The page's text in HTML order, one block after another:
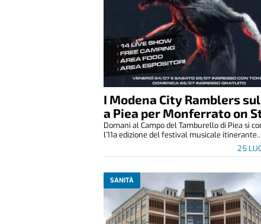
I Modena City Ramblers
a Piea per Monferrato on
25
Domani al Campo del Tamburello di Piea si
l’11a edizione del festival musicale itinerante...
SANITÀ